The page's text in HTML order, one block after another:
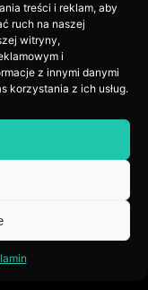
treści i reklam, aby
ruch na naszej
witryny,
i
z innymi danymi
korzystania z ich usług.
LinkedIn. Będziemy
zainteresują
z Państwa firmą.
wyników naszych
internetowego.
usługi do
szczegóły naszej